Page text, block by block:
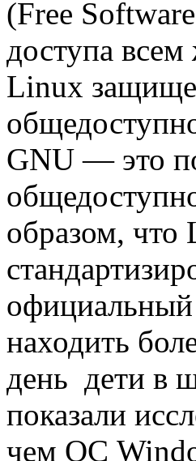
(Free
доступа
Linux
GNU — это
образом, что
находить
день дети в
показали
чем ОС